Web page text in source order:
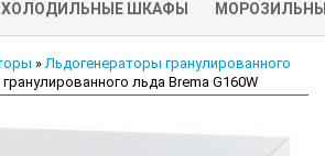
ХОЛОДИЛЬНЫЕ ШКАФЫ
» Льдогенераторы гранулированного
льда Brema G160W